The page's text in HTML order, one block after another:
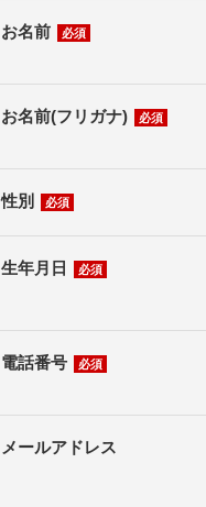
お名前 必須
お名前(フリガナ) 必須
性別 必須
生年月日 必須
電話番号 必須
メールアドレス